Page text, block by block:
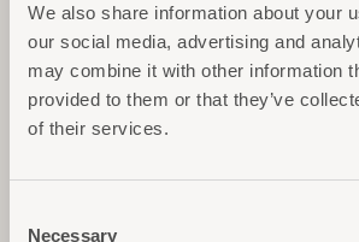
We also share information about your
our social media, advertising and
may combine it with other information
provided to them or that they’ve
of their services.
Necessary
stellt sicher, dass der Inhalt des
schlechten Lichtverhältnissen gut
Handhabung erleichtert.
Sondergrößen und -farben sind auf
Abfrage des Batteriestatus